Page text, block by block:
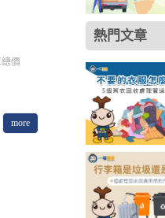
價
more
熱門文章